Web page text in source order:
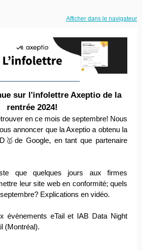
Afficher dans le navigateur
sur l'infolettre Axeptio de la
rentrée 2024!
en ce mois de septembre! Nous
annoncer que la Axeptio a obtenu la
Google, en tant que partenaire
que quelques jours aux firmes
leur site web en conformité; quels
Explications en vidéo.
évènements eTail et IAB Data Night
(Montréal).